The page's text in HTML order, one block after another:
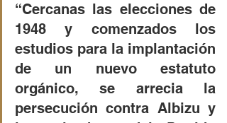
“Cercanas las elecciones de
1948 y comenzados los
estudios para la implantación
de un nuevo estatuto
orgánico, se arrecia la
persecución contra Albizu y